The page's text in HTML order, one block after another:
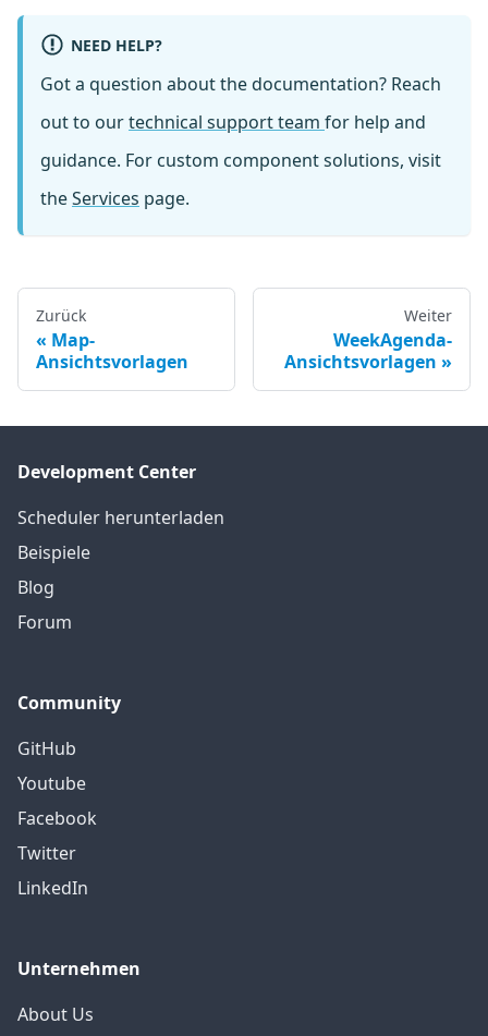
NEED HELP?
Got a question about the documentation? Reach
out to ourtechnical support team for help and
guidance. For custom component solutions, visit
theServices page.
Zurück
Map-
Ansichtsvorlagen
Weiter
WeekAgenda-
Ansichtsvorlagen
Development Center
Scheduler herunterladen
Beispiele
Blog
Forum
Community
GitHub
Youtube
Facebook
Twitter
LinkedIn
Unternehmen
About Us